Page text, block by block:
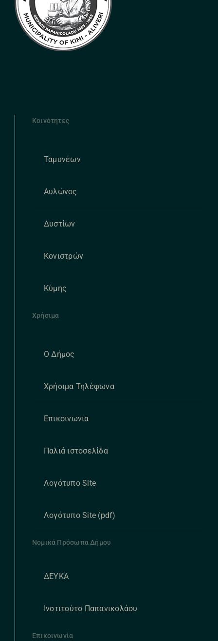
Κοινότητες
Ταμυνέων
Αυλώνος
Δυστίων
Κονιστρών
Κύμης
Χρήσιμα
Ο Δήμος
Χρήσιμα Τηλέφωνα
Επικοινωνία
Παλιά ιστοσελίδα
Λογότυπο Site
Λογότυπο Site (pdf)
Νομικά Πρόσωπα Δήμου
ΔΕΥΚΑ
Ινστιτούτο Παπανικολάου
Επικοινωνία